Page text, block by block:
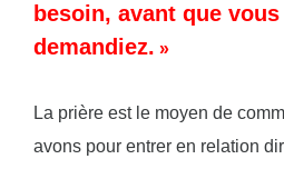
besoin, avant que
demandiez. »
La prière est le moyen de
avons pour entrer en relation